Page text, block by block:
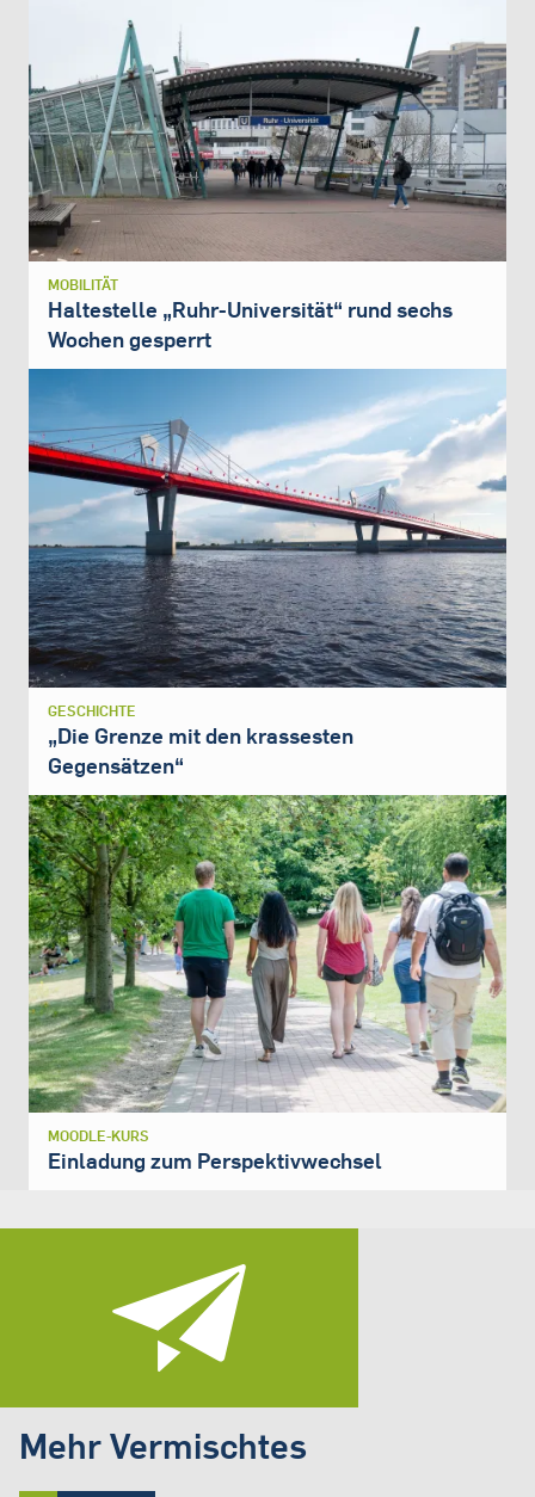
MOBILITÄT
Haltestelle „Ruhr-Universität“ rund sechs
Wochen gesperrt
GESCHICHTE
„Die Grenze mit den krassesten
Gegensätzen“
MOODLE-KURS
Einladung zum Perspektivwechsel
Mehr Vermischtes